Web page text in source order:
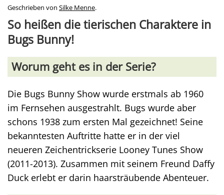
Geschrieben von Silke Menne.
So heißen die tierischen Charaktere in
Bugs Bunny!
Worum geht es in der Serie?
Die Bugs Bunny Show wurde erstmals ab 1960
im Fernsehen ausgestrahlt. Bugs wurde aber
schons 1938 zum ersten Mal gezeichnet! Seine
bekanntesten Auftritte hatte er in der viel
neueren Zeichentrickserie Looney Tunes Show
(2011-2013). Zusammen mit seinem Freund Daffy
Duck erlebt er darin haarsträubende Abenteuer.